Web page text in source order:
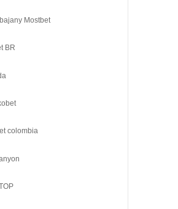
Mostbet
BR
colombia